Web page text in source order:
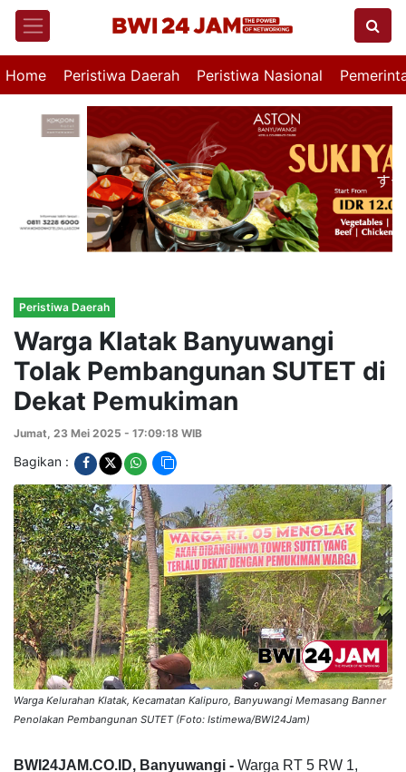
Home Peristiwa Daerah Peristiwa Nasional
Peristiwa Daerah
Warga Klatak Banyuwangi
Tolak Pembangunan SUTET di
Dekat Pemukiman
Jumat, 23 Mei 2025 - 17:09:18 WIB
Bagikan :
Warga Kelurahan Klatak, Kecamatan Kalipuro, Banyuwangi Memasang Banner
Penolakan Pembangunan SUTET (Foto: Istimewa/BWI24Jam)
BWI24JAM.CO.ID, Banyuwangi - Warga RT 5 RW 1,